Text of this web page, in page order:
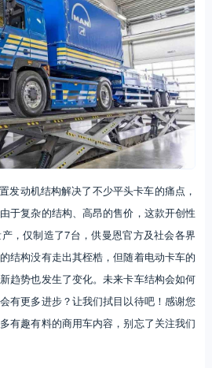
发动机结构解决了不少平头卡车的痛点，
于复杂的结构、高昂的售价，这款开创性
，仅制造了7台，供曼恩官方及社会各界
结构没有走出其桎梏，但随着电动卡车的
趋势也发生了变化。未来卡车结构会如何
有更多进步？让我们拭目以待吧！感谢您
有趣有料的商用车内容，别忘了关注我们